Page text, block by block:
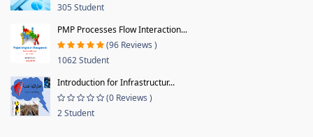
305 Student
PMP Processes Flow Interaction...
(96 Reviews )
1062 Student
Introduction for Infrastructur...
(0 Reviews )
2 Student